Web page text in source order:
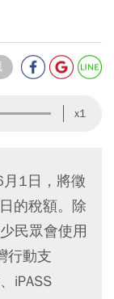
x1
1日，將徵
的稅額。除
民眾會使用
行動支
iPASS